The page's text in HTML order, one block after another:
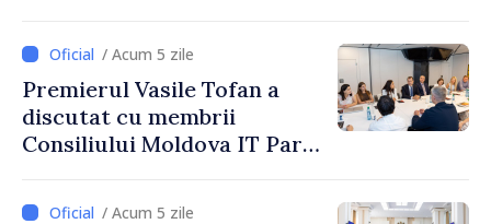
/ Acum 5 zile
Premierul Vasile Tofan a
discutat cu membrii
Consiliului Moldova IT Park:
industriei IT”
/ Acum 5 zile